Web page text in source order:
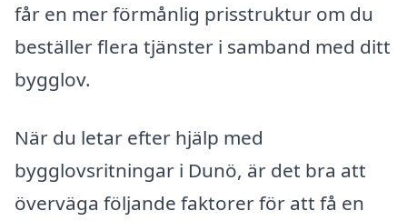
får en mer förmånlig prisstruktur om du
beställer flera tjänster i samband med ditt
bygglov.
När du letar efter hjälp med
bygglovsritningar i Dunö, är det bra att
överväga följande faktorer för att få en